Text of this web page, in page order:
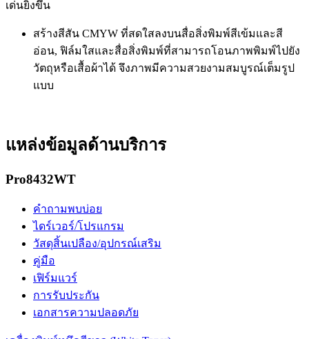
เด่นยิ่งขึ้น
สร้างสีสัน CMYW ที่สดใสลงบนสื่อสิ่งพิมพ์สีเข้มและสี
อ่อน, ฟิล์มใสและสื่อสิ่งพิมพ์ที่สามารถโอนภาพพิมพ์ไปยัง
วัตถุหรือเสื้อผ้าได้ จึงภาพมีความสวยงามสมบูรณ์เต็มรูป
แบบ
แหล่งข้อมูลด้านบริการ
Pro8432WT
คำถามพบบ่อย
ไดร์เวอร์/โปรแกรม
วัสดุสิ้นเปลือง/อุปกรณ์เสริม
คู่มือ
เฟิร์มแวร์
การรับประกัน
เอกสารความปลอดภัย